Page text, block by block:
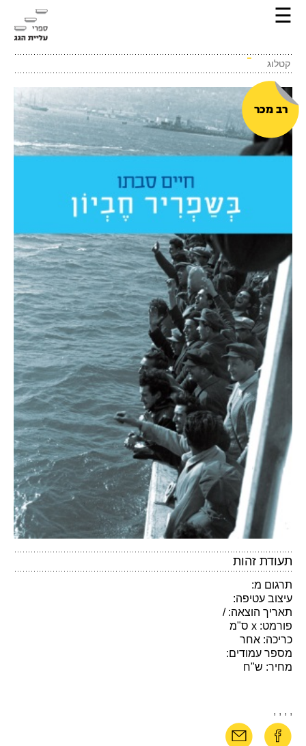
☰
קטלוג
תעודת זהות
תרגום מ:
עיצוב עטיפה:
תאריך הוצאה: /
פורמט: x ס"מ
כריכה: אחר
מספר עמודים:
מחיר: ש"ח
,
,
,
,